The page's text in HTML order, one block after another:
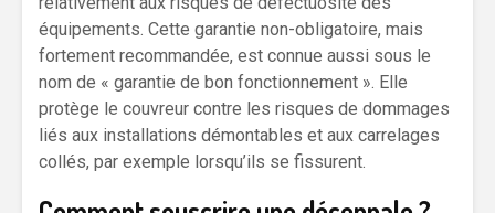
équipements. Cette garantie non-obligatoire, mais
fortement recommandée, est connue aussi sous le
nom de « garantie de bon fonctionnement ». Elle
protège le couvreur contre les risques de dommages
liés aux installations démontables et aux carrelages
collés, par exemple lorsqu’ils se fissurent.